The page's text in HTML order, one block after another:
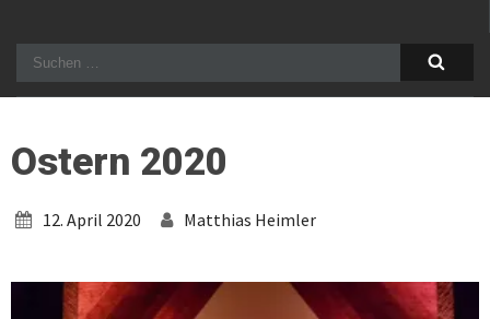
Wolfring mit Expositur
Högling
Diözese Regensburg
Suchen
nach:
Ostern 2020
12. April 2020 Matthias Heimler